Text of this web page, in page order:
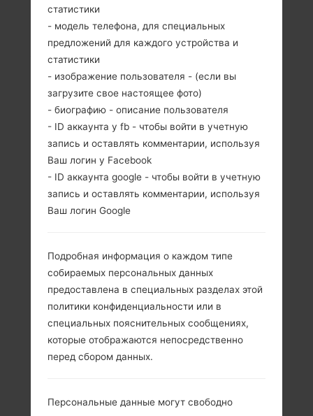
2.8 дюйма (~33.5%
соотношение
320 x 240
пикселей (~143
плотность
пикселей на
дюйм)
103.4 грамм (3.63
унции)
Съемный Li-Ion
1350 mAh
Qualcomm
MSM7227T
512MB
NA
статистики
- модель телефона, для специальных
предложений для каждого устройства и
статистики
- изображение пользователя - (если вы
загрузите свое настоящее фото)
- биографию - описание пользователя
- ID аккаунта у fb - чтобы войти в учетную
запись и оставлять комментарии, используя
Ваш логин у Facebook
- ID аккаунта google - чтобы войти в учетную
запись и оставлять комментарии, используя
Ваш логин Google
Подробная информация о каждом типе
собираемых персональных данных
предоставлена в специальных разделах этой
политики конфиденциальности или в
специальных пояснительных сообщениях,
которые отображаются непосредственно
перед сбором данных.
Персональные данные могут свободно